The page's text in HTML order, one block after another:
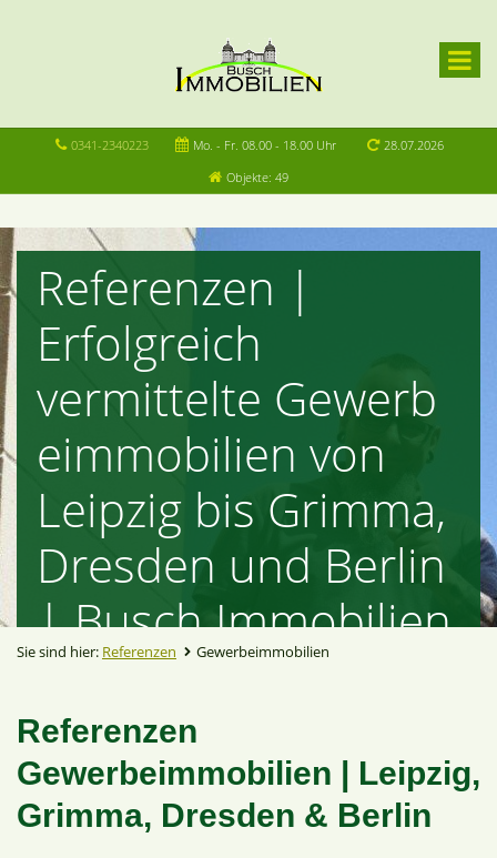
0341-2340223 Mo. - Fr. 08.00 - 18.00 Uhr
28.07.2026
Objekte: 49
Referenzen |
Erfolgreich
vermittelte Gewerb
eimmobilien von
Leipzig bis Grimma,
Dresden und Berlin
| Busch Immobilien
Sie sind hier: Referenzen Gewerbeimmobilien
Referenzen
Gewerbeimmobilien | Leipzig,
Grimma, Dresden & Berlin